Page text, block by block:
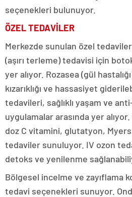
seçenekleri bulunuyor.
ÖZEL TEDAVİLER
Merkezde sunulan özel
(aşırı terleme) tedavisi için
yer alıyor. Rozasea (gül
kızarıklığı ve hassasiyet
tedavileri, sağlıklı yaşam ve
uygulamalar arasında yer
doz C vitamini, glutatyon,
tedaviler sunuluyor. IV ozon
detoks ve yenilenme
Bölgesel incelme ve zayıflama
tedavi seçenekleri sunuyor.